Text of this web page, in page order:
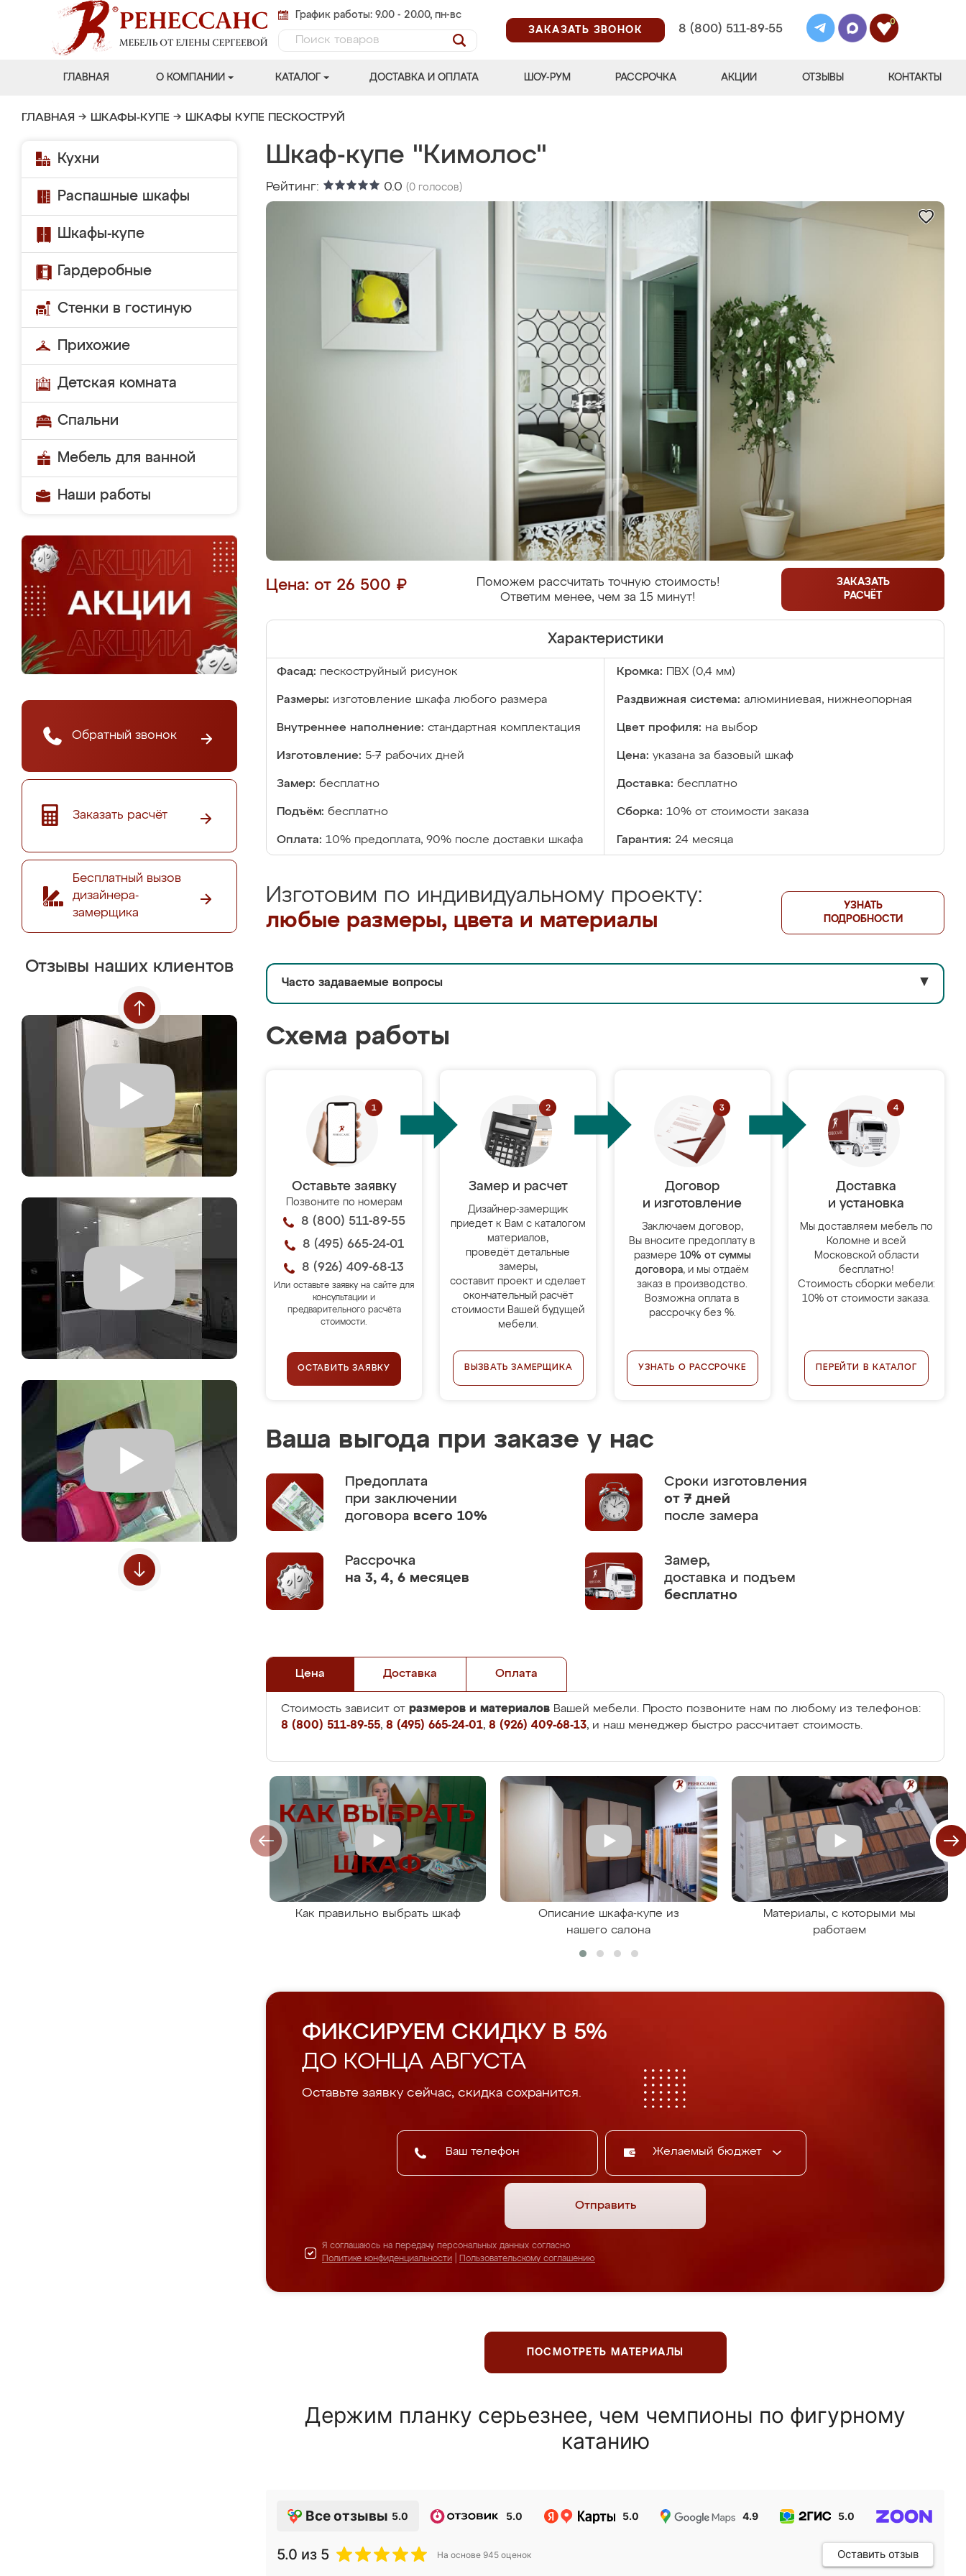
График работы: 9.00 - 20.00, пн-вс
ЗАКАЗАТЬ ЗВОНОК
8 (800) 511-89-55
0
ГЛАВНАЯ О КОМПАНИИ КАТАЛОГ ДОСТАВКА И ОПЛАТА ШОУ-РУМ РАССРОЧКА АКЦИИ ОТЗЫВЫ КОНТАКТЫ
ГЛАВНАЯ → ШКАФЫ-КУПЕ → ШКАФЫ КУПЕ ПЕСКОСТРУЙ
Кухни
Распашные шкафы
Шкафы-купе
Гардеробные
Стенки в гостиную
Прихожие
Детская комната
Спальни
Мебель для ванной
Наши работы
Обратный звонок
Заказать расчёт
Бесплатный вызов
дизайнера-
замерщика
Отзывы наших клиентов
Шкаф-купе "Кимолос"
Рейтинг: 0.0 (0 голосов)
Цена: от 26 500 ₽
Поможем рассчитать точную стоимость!
Ответим менее, чем за 15 минут!
ЗАКАЗАТЬ
РАСЧЁТ
Характеристики
Фасад: пескоструйный рисунок Кромка: ПВХ (0,4 мм)
Размеры: изготовление шкафа любого размера Раздвижная система: алюминиевая, нижнеопорная
Внутреннее наполнение: стандартная комплектация Цвет профиля: на выбор
Изготовление: 5-7 рабочих дней Цена: указана за базовый шкаф
Замер: бесплатно Доставка: бесплатно
Подъём: бесплатно Сборка: 10% от стоимости заказа
Оплата: 10% предоплата, 90% после доставки шкафа Гарантия: 24 месяца
Изготовим по индивидуальному проекту:
любые размеры, цвета и материалы
УЗНАТЬ
ПОДРОБНОСТИ
Часто задаваемые вопросы ▼
Схема работы
Оставьте заявку
Позвоните по номерам
8 (800) 511-89-55
8 (495) 665-24-01
8 (926) 409-68-13
Или оставьте заявку на сайте для
консультации и
предварительного расчёта
стоимости.
ОСТАВИТЬ ЗАЯВКУ
Замер и расчет
Дизайнер-замерщик
приедет к Вам с каталогом
материалов,
проведёт детальные
замеры,
составит проект и сделает
окончательный расчёт
стоимости Вашей будущей
мебели.
ВЫЗВАТЬ ЗАМЕРЩИКА
Договор
и изготовление
Заключаем договор,
Вы вносите предоплату в
размере 10% от суммы
договора, и мы отдаём
заказ в производство.
Возможна оплата в
рассрочку без %.
УЗНАТЬ О РАССРОЧКЕ
Доставка
и установка
Мы доставляем мебель по
Коломне и всей
Московской области
бесплатно!
Стоимость сборки мебели:
10% от стоимости заказа.
ПЕРЕЙТИ В КАТАЛОГ
Ваша выгода при заказе у нас
Предоплата
при заключении
договора всего 10%
Сроки изготовления
от 7 дней
после замера
Рассрочка
на 3, 4, 6 месяцев
Замер,
доставка и подъем
бесплатно
Цена Доставка Оплата
Стоимость зависит от размеров и материалов Вашей мебели. Просто позвоните нам по любому из телефонов:
8 (800) 511-89-55, 8 (495) 665-24-01, 8 (926) 409-68-13, и наш менеджер быстро рассчитает стоимость.
Как правильно выбрать шкаф
Описание шкафа-купе из
нашего салона
Материалы, с которыми мы
работаем
ФИКСИРУЕМ СКИДКУ В 5%
ДО КОНЦА АВГУСТА
Оставьте заявку сейчас, скидка сохранится.
Желаемый бюджет
Отправить
Я соглашаюсь на передачу персональных данных согласно
Политике конфиденциальности
Пользовательскому соглашению
ПОСМОТРЕТЬ МАТЕРИАЛЫ
Держим планку серьезнее, чем чемпионы по фигурному
катанию
Все отзывы 5.0 5.0 5.0 4.9 5.0
5.0 из 5 На основе 945 оценок Оставить отзыв